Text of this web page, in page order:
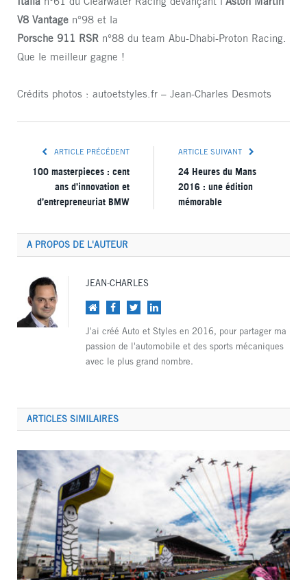
V8 Vantage n°98 et la
Porsche 911 RSR n°88 du team Abu-Dhabi-Proton Racing.
Que le meilleur gagne !
Crédits photos : autoetstyles.fr – Jean-Charles Desmots
ARTICLE PRÉCÉDENT
100 masterpieces : cent
ans d’innovation et
d’entrepreneuriat BMW
ARTICLE SUIVANT
24 Heures du Mans
2016 : une édition
mémorable
A PROPOS DE L'AUTEUR
JEAN-CHARLES
Site Facebook
TwitterLinkedIn
J'ai créé Auto et Styles en 2016, pour partager ma
passion de l'automobile et des sports mécaniques
avec le plus grand nombre.
ARTICLES SIMILAIRES